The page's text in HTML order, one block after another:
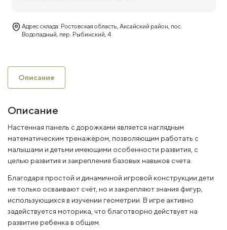
Адрес склада: Ростовская область, Аксайский район, пос.
Водопадный, пер. Рыбинский, 4
Описание
Описание
Настенная панель с дорожками является наглядным
математическим тренажёром, позволяющим работать с
малышами и детьми имеющими особенности развития, с
целью развития и закрепления базовых навыков счета.
Благодаря простой и динамичной игровой конструкции дети
не только осваивают счёт, но и закрепляют знания фигур,
использующихся в изучении геометрии. В игре активно
задействуется моторика, что благотворно действует на
развитие ребенка в общем.